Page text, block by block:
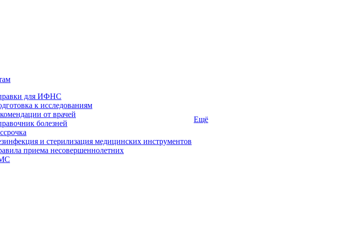
для ИФНС
к исследованиям
от врачей
болезней
и стерилизация медицинских инструментов
приема несовершеннолетних
Ещё